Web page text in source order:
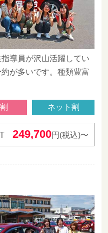
導員が沢山活躍してい
が多いです。種類豊富
ネット割
249,700円(税込)〜